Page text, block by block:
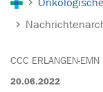
CCC ERLANGEN-EMN
20.06.2022